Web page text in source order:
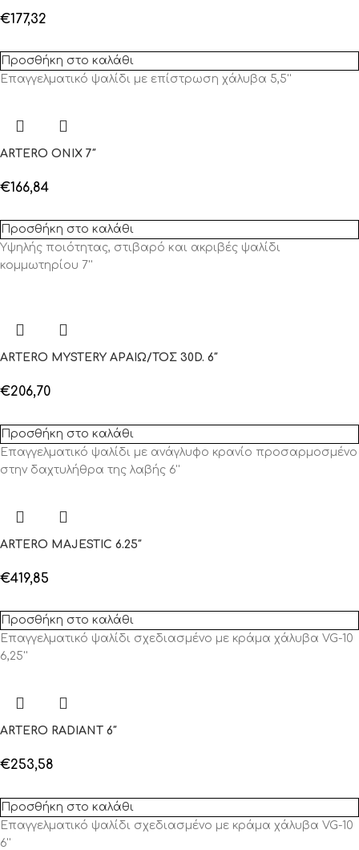
€177,32
Προσθήκη στο καλάθι
Επαγγελματικό ψαλίδι με επίστρωση χάλυβα 5,5''
ARTERO ONIX 7″
€166,84
Προσθήκη στο καλάθι
Υψηλής ποιότητας, στιβαρό και ακριβές ψαλίδι
κομμωτηρίου 7''
ARTERO MYSTERY ΑΡΑΙΩ/ΤΟΣ 30D. 6″
€206,70
Προσθήκη στο καλάθι
Επαγγελματικό ψαλίδι με ανάγλυφο κρανίο προσαρμοσμένο
στην δαχτυλήθρα της λαβής 6''
ARTERO MAJESTIC 6.25″
€419,85
Προσθήκη στο καλάθι
Επαγγελματικό ψαλίδι σχεδιασμένο με κράμα χάλυβα VG-10
6,25''
ARTERO RADIANT 6″
€253,58
Προσθήκη στο καλάθι
Επαγγελματικό ψαλίδι σχεδιασμένο με κράμα χάλυβα VG-10
6''